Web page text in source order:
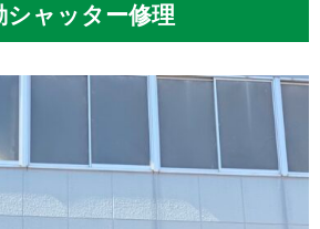
ャッター修理